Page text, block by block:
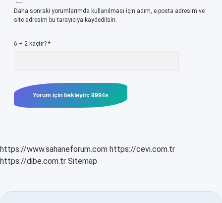
Daha sonraki yorumlarımda kullanılması için adım, e-posta adresim ve
site adresim bu tarayıcıya kaydedilsin.
6 + 2 kaçtır? *
https://www.sahaneforum.com https://cevi.com.tr
https://dibe.com.tr Sitemap